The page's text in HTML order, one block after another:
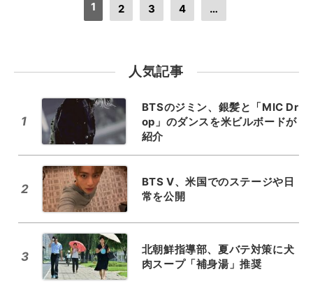
1 2 3 4 …
人気記事
1
BTSのジミン、銀髪と「MIC Dr
op」のダンスを米ビルボードが
紹介
2
BTS V、米国でのステージや日
常を公開
3
北朝鮮指導部、夏バテ対策に犬
肉スープ「補身湯」推奨